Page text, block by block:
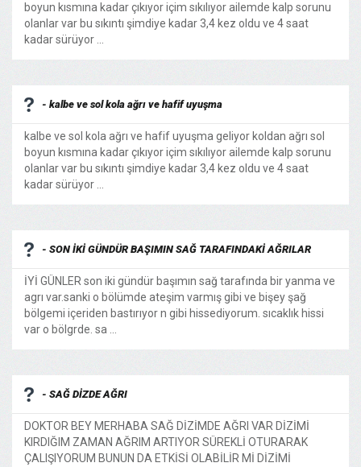
boyun kısmına kadar çıkıyor içim sıkılıyor ailemde kalp sorunu
olanlar var bu sıkıntı şimdiye kadar 3,4 kez oldu ve 4 saat
kadar sürüyor ...
- kalbe ve sol kola ağrı ve hafif uyuşma
kalbe ve sol kola ağrı ve hafif uyuşma geliyor koldan ağrı sol
boyun kısmına kadar çıkıyor içim sıkılıyor ailemde kalp sorunu
olanlar var bu sıkıntı şimdiye kadar 3,4 kez oldu ve 4 saat
kadar sürüyor ...
- SON İKİ GÜNDÜR BAŞIMIN SAĞ TARAFINDAKİ AĞRILAR
İYİ GÜNLER son iki gündür başımın sağ tarafında bir yanma ve
agrı var.sanki o bölümde ateşim varmış gibi ve bişey şağ
bölgemi içeriden bastırıyor n gibi hissediyorum. sıcaklık hissi
var o bölgrde. sa ...
- SAĞ DİZDE AĞRI
DOKTOR BEY MERHABA SAĞ DİZİMDE AĞRI VAR DİZİMİ
KIRDIĞIM ZAMAN AĞRIM ARTIYOR SÜREKLİ OTURARAK
ÇALIŞIYORUM BUNUN DA ETKİSİ OLABİLİR Mİ DİZİMİ